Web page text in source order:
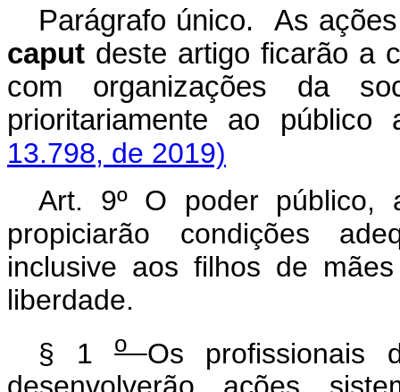
Parágrafo único. As
caput deste artigo ficarão a
com organizações da
prioritariamente ao público
13.798, de 2019)
Art. 9º O poder público,
propiciarão condições
inclusive aos filhos de
liberdade.
§ 1o Os profissionais